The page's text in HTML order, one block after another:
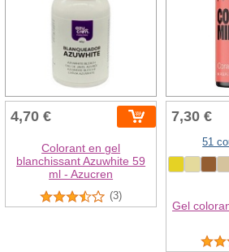
4,70 €
Colorant en gel
blanchissant Azuwhite 59
ml - Azucren
(3)
7,30 €
51
Gel